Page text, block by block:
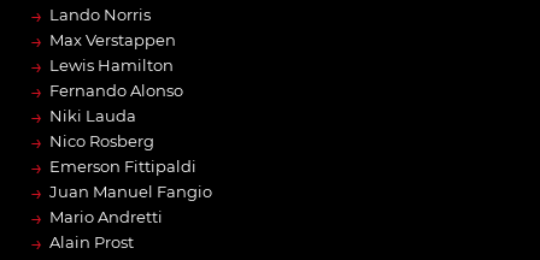
→ Lando Norris
→ Max Verstappen
→ Lewis Hamilton
→ Fernando Alonso
→ Niki Lauda
→ Nico Rosberg
→ Emerson Fittipaldi
→ Juan Manuel Fangio
→ Mario Andretti
→ Alain Prost